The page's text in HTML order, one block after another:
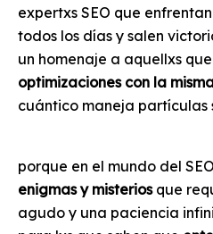
expertxs SEO que
todos los días y salen
un homenaje a aquellxs que
optimizaciones con la
cuántico maneja partículas
porque en el mundo del SEO
enigmas y misteriosque
agudo y una paciencia